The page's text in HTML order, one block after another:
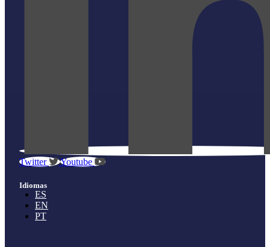
Twitter Youtube
Idiomas
ES
EN
PT